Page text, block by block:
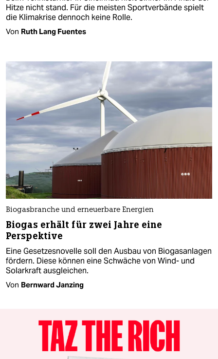
Hitze nicht stand. Für die meisten Sportverbände spielt
die Klimakrise dennoch keine Rolle.
Von Ruth Lang Fuentes
Biogasbranche und erneuerbare Energien
Biogas erhält für zwei Jahre eine
Perspektive
Eine Gesetzesnovelle soll den Ausbau von Biogasanlagen
fördern. Diese können eine Schwäche von Wind- und
Solarkraft ausgleichen.
Von Bernward Janzing